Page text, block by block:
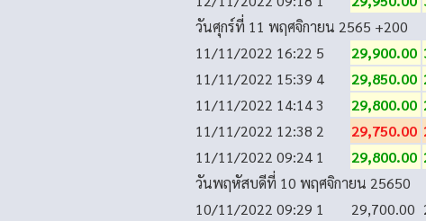
วันศุกร์ที่ 11 พฤศจิกายน 2565 +200
11/11/2022 16:22 5 29,900.00
11/11/2022 15:39 4 29,850.00
11/11/2022 14:143 29,800.00
11/11/2022 12:38 2 29,750.00
11/11/2022 09:24 1 29,800.00
วันพฤหัสบดีที่ 10 พฤศจิกายน 25650
10/11/2022 09:29 1 29,700.00